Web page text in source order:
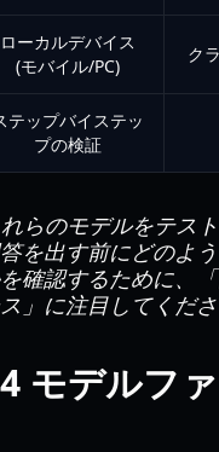
ローカルデバイス
(モバイル/PC)
ク
テップバイステッ
プの検証
らのモデルをテス
を出す前にどのよ
確認するために、
」に注目してくださ
モデルフ